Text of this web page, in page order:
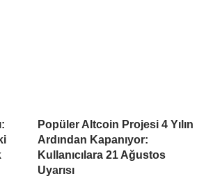
Popüler Altcoin Projesi 4 Yılın
Ardından Kapanıyor:
Kullanıcılara 21 Ağustos
Uyarısı